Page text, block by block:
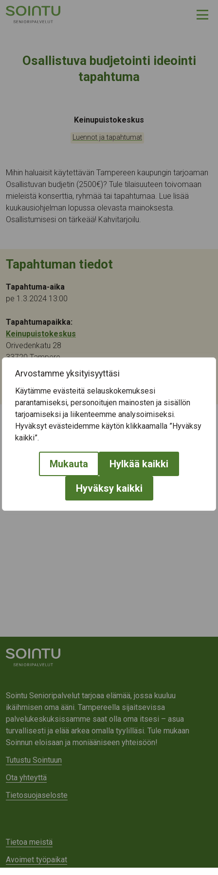
Arvostamme yksityisyyttäsi
Käytämme evästeitä selauskokemuksesi
parantamiseksi, personoitujen mainosten ja sisällön
tarjoamiseksi ja liikenteemme analysoimiseksi.
Hyväksyt evästeidemme käytön klikkaamalla ”Hyväksy
kaikki”.
Mukauta Hylkää kaikki
Hyväksy kaikki
Hyppää sisältöön
Osallistuva budjetointi ideointi
tapahtuma
Tapahtumapaikka:
Keinupuistokeskus
Kategoriat:
Luennot ja tapahtumat
Mihin haluaisit käytettävän Tampereen kaupungin tarjoaman
Osallistuvan budjetin (2500€)? Tule tilaisuuteen toivomaan
mieleistä konserttia, ryhmää tai tapahtumaa. Lue lisää
kuukausiohjelman lopussa olevasta mainoksesta.
Osallistumisesi on tärkeää! Kahvitarjoilu.
Tapahtuman tiedot
Tapahtuma-aika
pe 1.3.2024 13:00
Tapahtumapaikka:
Keinupuistokeskus
Orivedenkatu 28
33720 Tampere
Luennot ja tapahtumat
← Näytä kaikki tapahtumat
Sointu Senioripalvelut tarjoaa elämää, jossa kuuluu
ikäihmisen oma ääni. Tampereella sijaitsevissa
palvelukeskuksissamme saat olla oma itsesi – asua
turvallisesti ja elää arkea omalla tyylilläsi. Tule mukaan
Soinnun eloisaan ja moniääniseen yhteisöön!
Tutustu Sointuun
Ota yhteyttä
Tietosuojaseloste
Tietoa meistä
Avoimet työpaikat